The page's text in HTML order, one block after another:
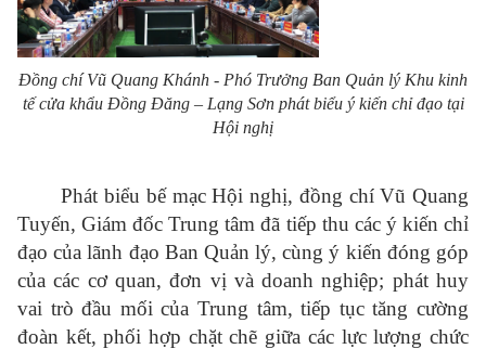
Đồng chí Vũ Quang Khánh - Phó Trưởng Ban Quản lý Khu kinh
tế cửa khẩu Đồng Đăng – Lạng Sơn phát biểu ý kiến chỉ đạo tại
Hội nghị
Phát biểu bế mạc Hội nghị, đồng chí Vũ Quang
Tuyến, Giám đốc Trung tâm đã tiếp thu các ý kiến chỉ
đạo của lãnh đạo Ban Quản lý, cùng ý kiến đóng góp
của các cơ quan, đơn vị và doanh nghiệp; phát huy
vai trò đầu mối của Trung tâm, tiếp tục tăng cường
đoàn kết, phối hợp chặt chẽ giữa các lực lượng chức